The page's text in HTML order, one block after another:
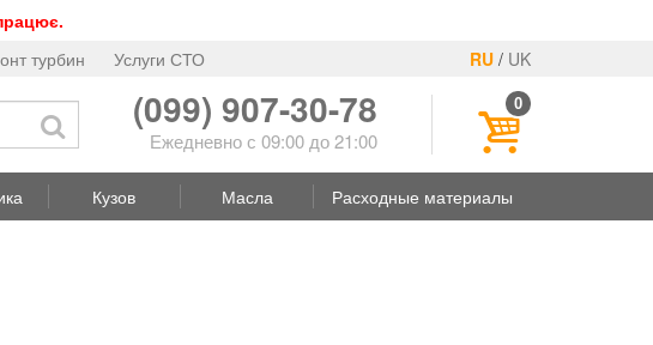
RU / UK
турбин Услуги СТО
(099) 907-30-78
Ежедневно с 09:00 до 21:00
0
Кузов Масла Расходные материалы